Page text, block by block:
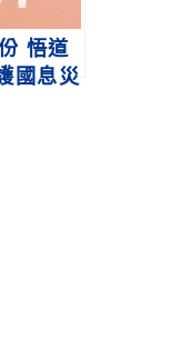
悟道
國息災